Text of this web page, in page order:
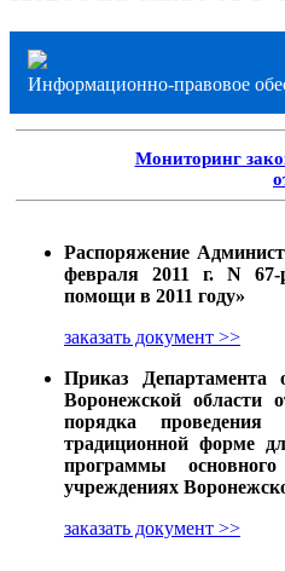
Информационно-правовое
Мониторинг
Распоряжение
февраля 2011 г. N 67-
помощи в 2011 году»
заказать документ >>
Приказ Департамента
Воронежской области
порядка проведения
традиционной форме
программы
учреждениях
заказать документ >>